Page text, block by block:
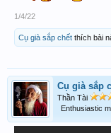
1/4/22
Cụ già sắp chết thích bài
Cụ già sắp
Thần Tài
Enthusiastic